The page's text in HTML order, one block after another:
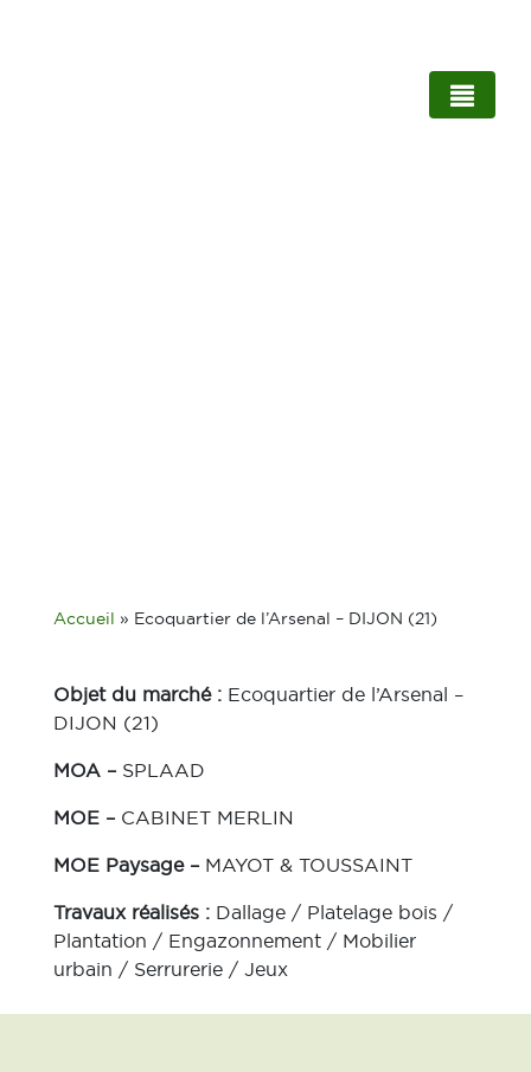
Accueil » Ecoquartier de l’Arsenal – DIJON (21)
Objet du marché : Ecoquartier de l’Arsenal –
DIJON (21)
MOA – SPLAAD
MOE – CABINET MERLIN
MOE Paysage – MAYOT & TOUSSAINT
Travaux réalisés : Dallage / Platelage bois /
Plantation / Engazonnement / Mobilier
urbain / Serrurerie / Jeux